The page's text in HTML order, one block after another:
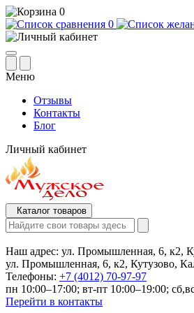
0
0
Меню
Отзывы
Контакты
Блог
Личный кабинет
Каталог товаров
Наш адрес: ул. Промышленная, 6, к2,
ул. Промышленная, 6, к2, Кутузово,
Телефоны: +7 (4012) 70-97-97
пн 10:00–17:00; вт-пт 10:00–19:00;
Перейти в контакты